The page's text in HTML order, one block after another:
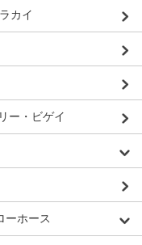
カイ
ー・ビゲイ
ーホース